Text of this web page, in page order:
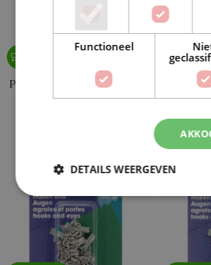
Prym Haken en ogen nr.2
Zilver
Prym
Functioneel
DETAILS WEERGEVEN